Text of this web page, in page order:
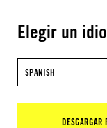
Elegir un
SPANISH
DESCARGAR